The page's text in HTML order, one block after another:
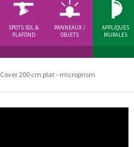
SPOTS SOL &
PLAFOND
PANNEAUX /
OBJETS
APPLIQUES
MURALES
Cover 200 cm plat - microprism